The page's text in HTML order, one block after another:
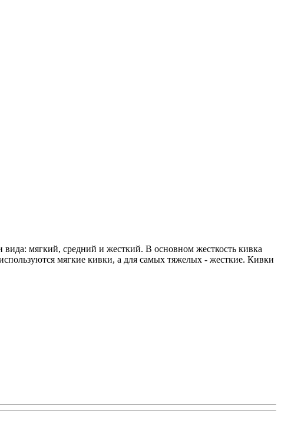
мягкий, средний и жесткий. В основном жесткость кивка
мягкие кивки, а для самых тяжелых - жесткие. Кивки